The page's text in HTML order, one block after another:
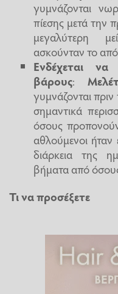
γυμνάζονται
πίεσης μετά την
μεγαλύτερη
ασκούνταν το
Ενδέχεται
βάρους:
γυμνάζονται
σημαντικά
όσους
αθλούμενοι ήταν
διάρκεια της
βήματα από
Τι να προσέξετε